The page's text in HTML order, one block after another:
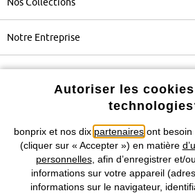
Notre Entreprise
Retrouvez bonprix
Prix indiqués TVA comprise avec en sus
CGV Données personnelles
Autoriser les
bonprix et nos dix partenaires ont
(cliquer sur « Accepter ») en matière
personnelles, afin d’enregistrer et/
informations sur votre appareil
informations sur le navigateur,